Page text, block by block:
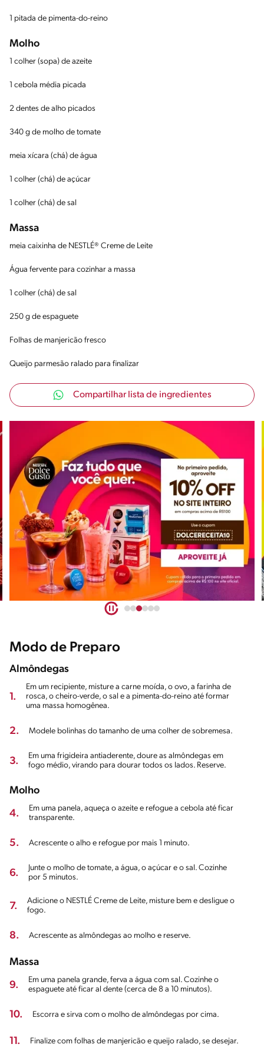
1 pitada de pimenta-do-reino
Molho
1 colher (sopa) de azeite
1 cebola média picada
2 dentes de alho picados
340 g de molho de tomate
meia xícara (chá) de água
1 colher (chá) de açúcar
1 colher (chá) de sal
Massa
meia caixinha de NESTLÉ® Creme de Leite
Água fervente para cozinhar a massa
1 colher (chá) de sal
250 g de espaguete
Folhas de manjericão fresco
Queijo parmesão ralado para finalizar
Compartilhar lista de ingredientes
Modo de Preparo
Almôndegas
1.
Em um recipiente, misture a carne moída, o ovo, a farinha de
rosca, o cheiro-verde, o sal e a pimenta-do-reino até formar
uma massa homogênea.
2. Modele bolinhas do tamanho de uma colher de sobremesa.
3.
Em uma frigideira antiaderente, doure as almôndegas em
fogo médio, virando para dourar todos os lados. Reserve.
Molho
4.
Em uma panela, aqueça o azeite e refogue a cebola até ficar
transparente.
5. Acrescente o alho e refogue por mais 1 minuto.
6.
Junte o molho de tomate, a água, o açúcar e o sal. Cozinhe
por 5 minutos.
7.
Adicione o NESTLÉ Creme de Leite, misture bem e desligue o
fogo.
8. Acrescente as almôndegas ao molho e reserve.
Massa
9.
Em uma panela grande, ferva a água com sal. Cozinhe o
espaguete até ficar al dente (cerca de 8 a 10 minutos).
10. Escorra e sirva com o molho de almôndegas por cima.
11. Finalize com folhas de manjericão e queijo ralado, se desejar.